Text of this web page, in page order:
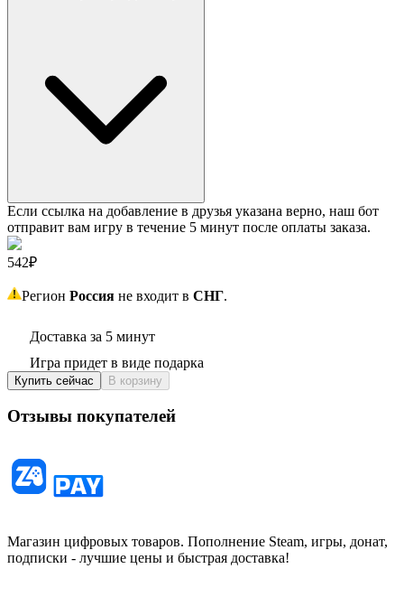
Если ссылка на добавление в друзья указана верно, наш бот
отправит вам игру в течение 5 минут после оплаты заказа.
542₽
Регион Россия не входит в СНГ.
Доставка за 5 минут
Игра придет в виде подарка
Купить сейчас В корзину
Отзывы покупателей
Магазин цифровых товаров. Пополнение Steam, игры, донат,
подписки - лучшие цены и быстрая доставка!